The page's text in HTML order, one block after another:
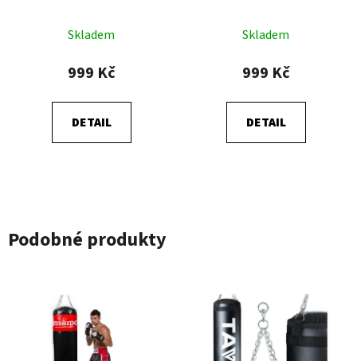
Skladem
999 Kč
DETAIL
Skladem
999 Kč
DETAIL
Podobné produkty